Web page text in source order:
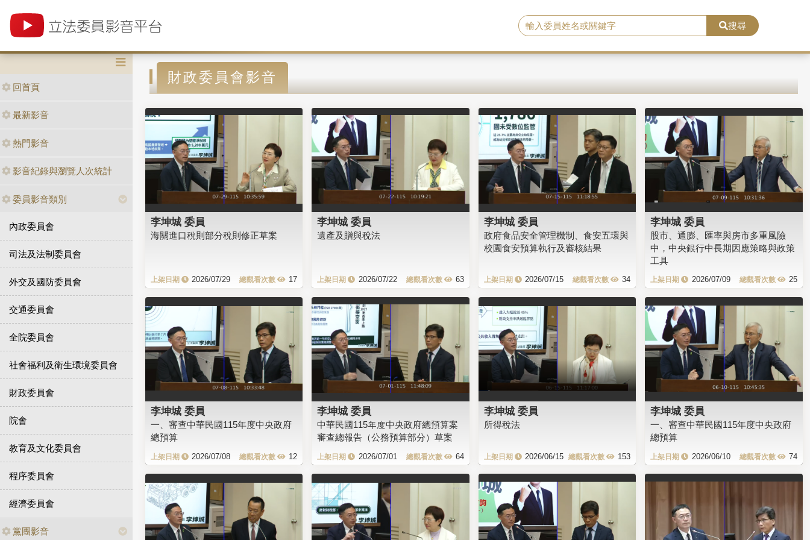
搜尋
回首頁
最新影音
熱門影音
影音紀錄與瀏覽人次統計
委員影音類別
內政委員會
司法及法制委員會
外交及國防委員會
交通委員會
全院委員會
社會福利及衛生環境委員會
財政委員會
院會
教育及文化委員會
程序委員會
經濟委員會
黨團影音
財政委員會影音
李坤城 委員
海關進口稅則部分稅則修正草案
2026/07/29 17
李坤城 委員
遺產及贈與稅法
2026/07/22 63
李坤城 委員
政府食品安全管理機制、食安五環與
校園食安預算執行及審核結果
2026/07/15 34
李坤城 委員
股市、通膨、匯率與房市多重風險
中，中央銀行中長期因應策略與政策
工具
2026/07/09 25
李坤城 委員
一、審查中華民國115年度中央政府
總預算
2026/07/08 12
李坤城 委員
中華民國115年度中央政府總預算案
審查總報告（公務預算部分）草案
2026/07/01 64
李坤城 委員
所得稅法
2026/06/15 153
李坤城 委員
一、審查中華民國115年度中央政府
總預算
2026/06/10 74